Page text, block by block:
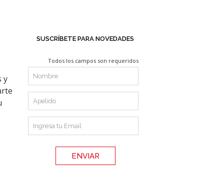
y
SUSCRÍBETE PARA NOVEDADES
Todos los campos son requeridos